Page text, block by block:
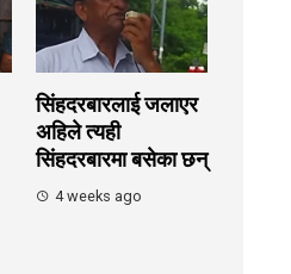
सिंहदरबारलाई जलाएर
अहिले त्यही
सिंहदरबारमा बसेका छन्
4 weeks ago